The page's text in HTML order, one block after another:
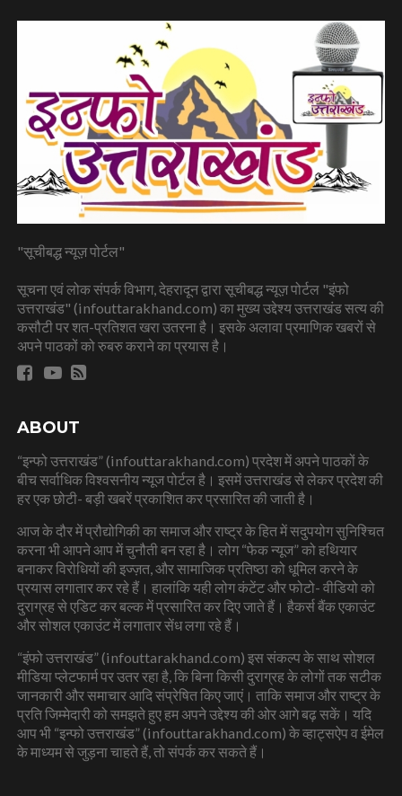
"सूचीबद्ध न्यूज़ पोर्टल"
सूचना एवं लोक संपर्क विभाग, देहरादून द्वारा सूचीबद्ध न्यूज़ पोर्टल "इंफो
उत्तराखंड" (infouttarakhand.com) का मुख्य उद्देश्य उत्तराखंड सत्य की
कसौटी पर शत-प्रतिशत खरा उतरना है। इसके अलावा प्रमाणिक खबरों से
अपने पाठकों को रुबरु कराने का प्रयास है।
ABOUT
“इन्फो उत्तराखंड” (infouttarakhand.com) प्रदेश में अपने पाठकों के
बीच सर्वाधिक विश्वसनीय न्यूज पोर्टल है। इसमें उत्तराखंड से लेकर प्रदेश की
हर एक छोटी- बड़ी खबरें प्रकाशित कर प्रसारित की जाती है।
आज के दौर में प्रौद्योगिकी का समाज और राष्ट्र के हित में सदुपयोग सुनिश्चित
करना भी आपने आप में चुनौती बन रहा है। लोग “फेक न्यूज” को हथियार
बनाकर विरोधियों की इज्ज़त, और सामाजिक प्रतिष्ठा को धूमिल करने के
प्रयास लगातार कर रहे हैं। हालांकि यही लोग कंटेंट और फोटो- वीडियो को
दुराग्रह से एडिट कर बल्क में प्रसारित कर दिए जाते हैं। हैकर्स बैंक एकाउंट
और सोशल एकाउंट में लगातार सेंध लगा रहे हैं।
“इंफो उत्तराखंड” (infouttarakhand.com) इस संकल्प के साथ सोशल
मीडिया प्लेटफार्म पर उतर रहा है, कि बिना किसी दुराग्रह के लोगों तक सटीक
जानकारी और समाचार आदि संप्रेषित किए जाएं। ताकि समाज और राष्ट्र के
प्रति जिम्मेदारी को समझते हुए हम अपने उद्देश्य की ओर आगे बढ़ सकें। यदि
आप भी “इन्फो उत्तराखंड” (infouttarakhand.com) के व्हाट्सऐप व ईमेल
के माध्यम से जुड़ना चाहते हैं, तो संपर्क कर सकते हैं।